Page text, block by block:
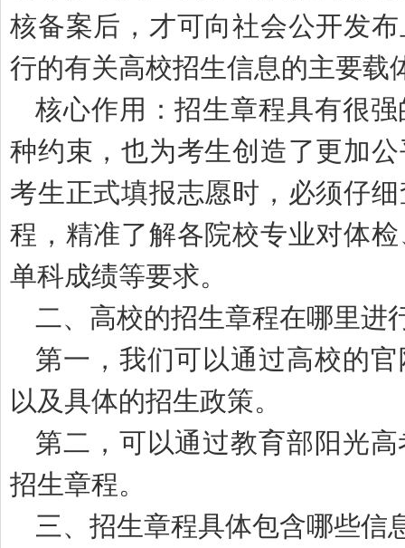
核备案后，才可向社会公开发
行的有关高校招生信息的主要载
核心作用：招生章程具有很
种约束，也为考生创造了更加
考生正式填报志愿时，必须仔
程，精准了解各院校专业对体
单科成绩等要求。
二、高校的招生章程在哪里进
第一，我们可以通过高校的
以及具体的招生政策。
第二，可以通过教育部阳光
招生章程。
三、招生章程具体包含哪些信